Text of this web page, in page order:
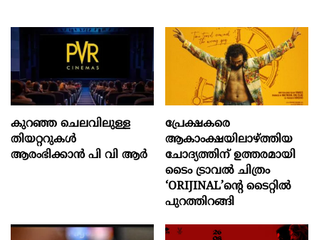
കുറഞ്ഞ ചെലവിലുള്ള
തിയറ്ററുകൾ
ആരംഭിക്കാൻ പി വി ആർ
പ്രേക്ഷകരെ
ആകാംക്ഷയിലാഴ്ത്തിയ
ചോദ്യത്തിന് ഉത്തരമായി
ടൈം ട്രാവൽ ചിത്രം
‘ORIJINAL’ന്റെ ടൈറ്റിൽ
പുറത്തിറങ്ങി